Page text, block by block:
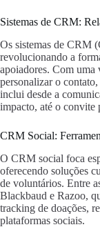
Sistemas de CRM:
Os sistemas de CRM
revolucionando a
apoiadores. Com uma
personalizar o
inclui desde a
impacto, até o convite
CRM Social:
O CRM social foca
oferecendo soluções
de voluntários. Entre
Blackbaud e Razoo,
tracking de doações,
plataformas sociais.